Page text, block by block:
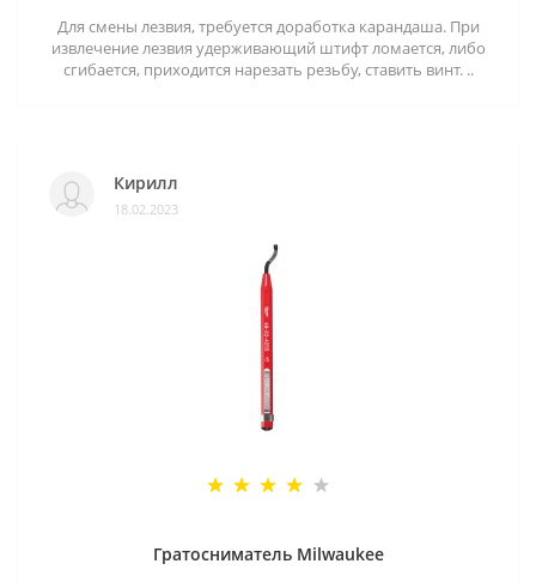
Для смены лезвия, требуется доработка карандаша. При
извлечение лезвия удерживающий штифт ломается, либо
сгибается, приходится нарезать резьбу, ставить винт. ..
Кирилл
18.02.2023
Гратосниматель Milwaukee